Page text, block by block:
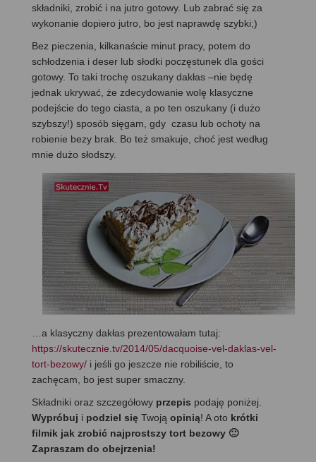
składniki, zrobić i na jutro gotowy. Lub zabrać się za
wykonanie dopiero jutro, bo jest naprawdę szybki;)
Bez pieczenia, kilkanaście minut pracy, potem do
schłodzenia i deser lub słodki poczęstunek dla gości
gotowy. To taki trochę oszukany dakłas –nie będę
jednak ukrywać, że zdecydowanie wolę klasyczne
podejście do tego ciasta, a po ten oszukany (i dużo
szybszy!) sposób sięgam, gdy czasu lub ochoty na
robienie bezy brak. Bo też smakuje, choć jest według
mnie dużo słodszy.
…a klasyczny dakłas prezentowałam tutaj:
https://skutecznie.tv/2014/05/dacquoise-vel-daklas-vel-
tort-bezowy/ i jeśli go jeszcze nie robiliście, to
zachęcam, bo jest super smaczny.
Składniki oraz szczegółowy przepis podaję poniżej.
Wypróbuj i podziel się Twoją opinią! A oto krótki
filmik jak zrobić najprostszy tort bezowy 🙂
Zapraszam do obejrzenia!